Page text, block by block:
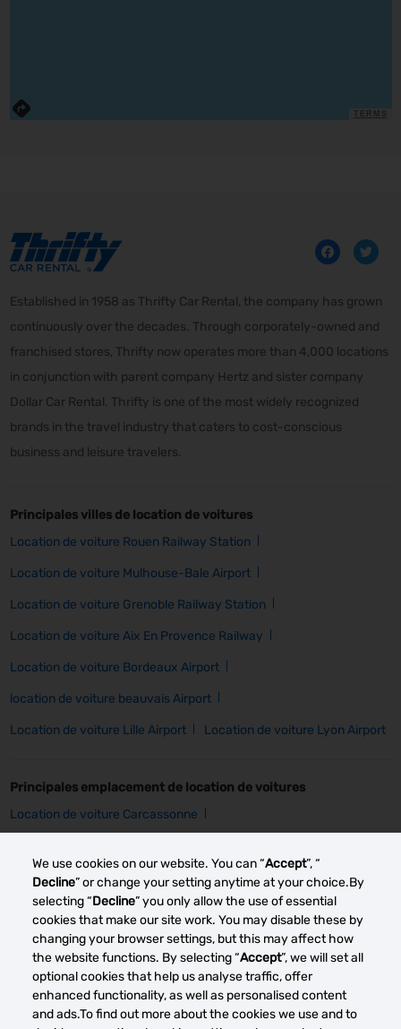
We use cookies on our website. You can “Accept”, “
Decline” or change your setting anytime at your choice.By
selecting “Decline” you only allow the use of essential
cookies that make our site work. You may disable these by
changing your browser settings, but this may affect how
the website functions. By selecting “Accept”, we will set all
optional cookies that help us analyse traffic, offer
enhanced functionality, as well as personalised content
and ads.To find out more about the cookies we use and to
Established in 1958 as Thrifty Car Rental, the company has grown
continuously over the decades. Through corporately-owned and
franchised stores, Thrifty now operates more than 4,000 locations
in conjunction with parent company Hertz and sister company
Dollar Car Rental. Thrifty is one of the most widely recognized
brands in the travel industry that caters to cost-conscious
business and leisure travelers.
Principales villes de location de voitures
Location de voiture Rouen Railway Station
Location de voiture Mulhouse-Bale Airport
Location de voiture Grenoble Railway Station
Location de voiture Aix En Provence Railway
Location de voiture Bordeaux Airport
location de voiture beauvais Airport
Location de voiture Lille Airport Location de voiture Lyon Airport
Principales emplacement de location de voitures
Location de voiture Carcassonne
Location de voiture Angers Location de voiture Lille
Location de voiture Lyon location de voiture Paris
location de voiture Vannes
Other car rental markets